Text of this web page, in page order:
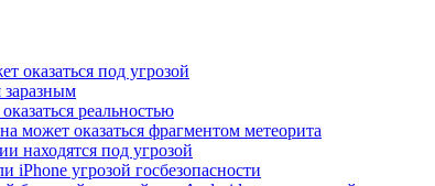
оказаться под угрозой
заразным
реальностью
может оказаться фрагментом метеорита
находятся под угрозой
угрозой госбезопасности